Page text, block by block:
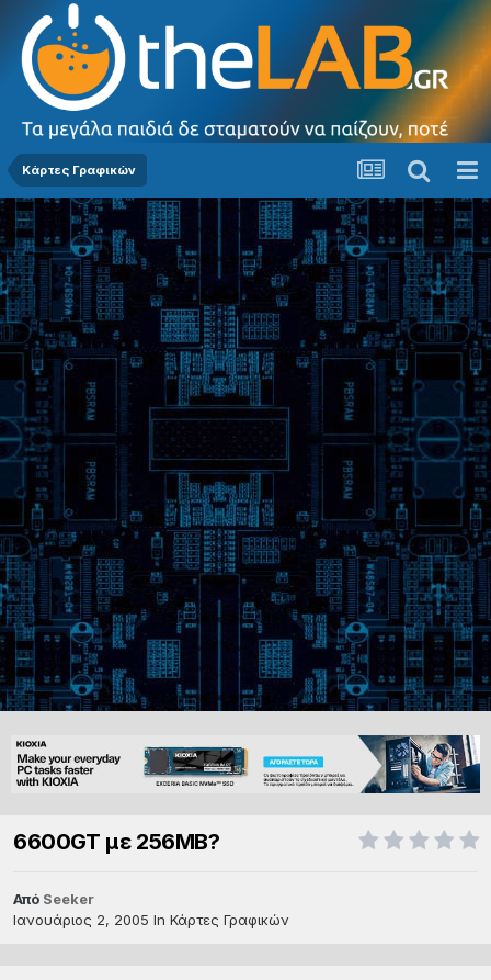
Κάρτες Γραφικών
6600GT με 256MB?
Από Seeker
Ιανουάριος 2, 2005 In Κάρτες Γραφικών